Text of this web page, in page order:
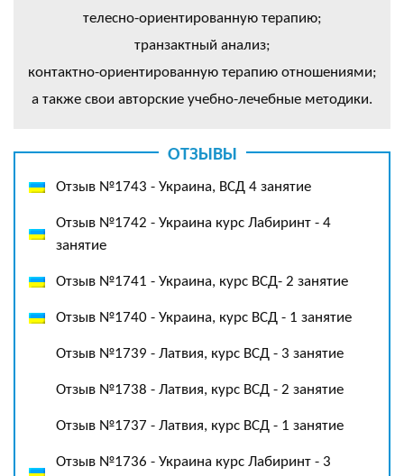
телесно-ориентированную терапию;
транзактный анализ;
контактно-ориентированную терапию отношениями;
а также свои авторские учебно-лечебные методики.
ОТЗЫВЫ
Отзыв №1743 - Украина, ВСД 4 занятие
Отзыв №1742 - Украина курс Лабиринт - 4
занятие
Отзыв №1741 - Украина, курс ВСД- 2 занятие
Отзыв №1740 - Украина, курс ВСД - 1 занятие
Отзыв №1739 - Латвия, курс ВСД - 3 занятие
Отзыв №1738 - Латвия, курс ВСД - 2 занятие
Отзыв №1737 - Латвия, курс ВСД - 1 занятие
Отзыв №1736 - Украина курс Лабиринт - 3